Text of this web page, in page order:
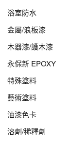
浴室防水
金屬/浪板漆
木器漆/護木漆
永保新 EPOXY
特殊塗料
藝術塗料
油漆色卡
溶劑/稀釋劑